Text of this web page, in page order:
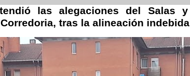
las alegaciones del Salas
tras la alineación